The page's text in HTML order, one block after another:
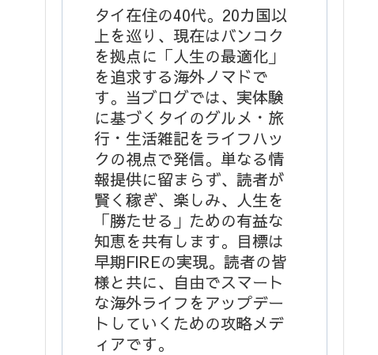
タイ在住の40代。20カ国以
上を巡り、現在はバンコク
を拠点に「人生の最適化」
を追求する海外ノマドで
す。当ブログでは、実体験
に基づくタイのグルメ・旅
行・生活雑記をライフハッ
クの視点で発信。単なる情
報提供に留まらず、読者が
賢く稼ぎ、楽しみ、人生を
「勝たせる」ための有益な
知恵を共有します。目標は
早期FIREの実現。読者の皆
様と共に、自由でスマート
な海外ライフをアップデー
トしていくための攻略メデ
ィアです。